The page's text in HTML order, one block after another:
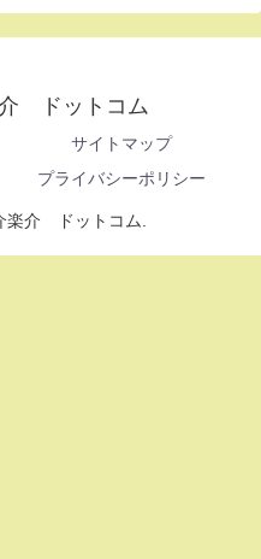
ドットコム
サイトマップ
プライバシーポリシー
介 ドットコム.